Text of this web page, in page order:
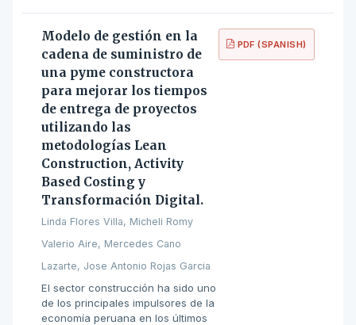
Modelo de gestión en la
cadena de suministro de
una pyme constructora
para mejorar los tiempos
de entrega de proyectos
utilizando las
metodologías Lean
Construction, Activity
Based Costing y
Transformación Digital.
Linda Flores Villa, Micheli Romy
Valerio Aire, Mercedes Cano
Lazarte, Jose Antonio Rojas Garcia
El sector construcción ha sido uno
de los principales impulsores de la
economía peruana en los últimos
PDF (SPANISH)